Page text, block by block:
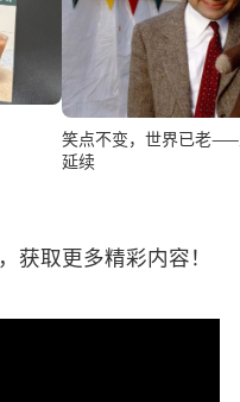
笑点不变，世界已老
延续
，获取更多精彩内容！